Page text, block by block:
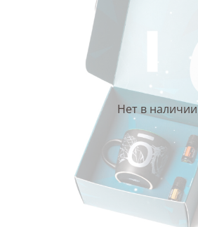
Нет в наличии